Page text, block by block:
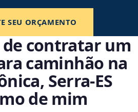
SEU ORÇAMENTO
contratar um
caminhão na
Serra‑ES
de mim